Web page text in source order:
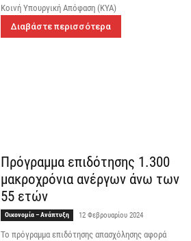
Κοινή Υπουργική Απόφαση (ΚΥΑ)
Διαβάστε περισσότερα
Πρόγραμμα επιδότησης 1.300
μακροχρόνια ανέργων άνω των
55 ετών
Οικονομία – Ανάπτυξη 12 Φεβρουαρίου 2024
Το πρόγραμμα επιδότησης απασχόλησης αφορά